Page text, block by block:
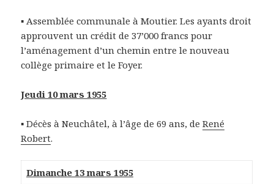
▪ Assemblée communale à Moutier. Les ayants droit
approuvent un crédit de 37’000 francs pour
l’aménagement d’un chemin entre le nouveau
collège primaire et le Foyer.
Jeudi 10 mars 1955
▪ Décès à Neuchâtel, à l’âge de 69 ans, deRené
Robert.
Dimanche 13 mars 1955